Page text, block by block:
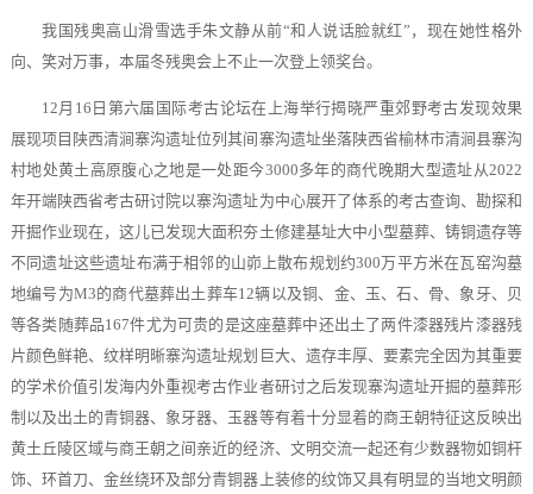
我国残奥高山滑雪选手朱文静从前“和人说话脸就红”，现在她性格外
向、笑对万事，本届冬残奥会上不止一次登上领奖台。
12月16日第六届国际考古论坛在上海举行揭晓严重郊野考古发现效果
展现项目陕西清涧寨沟遗址位列其间寨沟遗址坐落陕西省榆林市清涧县寨沟
村地处黄土高原腹心之地是一处距今3000多年的商代晚期大型遗址从2022
年开端陕西省考古研讨院以寨沟遗址为中心展开了体系的考古查询、勘探和
开掘作业现在，这儿已发现大面积夯土修建基址大中小型墓葬、铸铜遗存等
不同遗址这些遗址布满于相邻的山峁上散布规划约300万平方米在瓦窑沟墓
地编号为M3的商代墓葬出土葬车12辆以及铜、金、玉、石、骨、象牙、贝
等各类随葬品167件尤为可贵的是这座墓葬中还出土了两件漆器残片漆器残
片颜色鲜艳、纹样明晰寨沟遗址规划巨大、遗存丰厚、要素完全因为其重要
的学术价值引发海内外重视考古作业者研讨之后发现寨沟遗址开掘的墓葬形
制以及出土的青铜器、象牙器、玉器等有着十分显着的商王朝特征这反映出
黄土丘陵区域与商王朝之间亲近的经济、文明交流一起还有少数器物如铜杆
饰、环首刀、金丝绕环及部分青铜器上装修的纹饰又具有明显的当地文明颜